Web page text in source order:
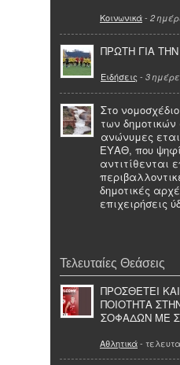
Κοινωνικά- 2
ΠΡΩΤΗ ΓΙΑ
Ειδήσεις - 3
Στο
των
ανώνυμες
ΕΥΑΘ, που
αντιτίθενται
δημοτικές
επιχειρήσεις
Τελευταίες Θεάσεις
ΠΡΟΣΘΕΤΕΙ
ΠΟΙΟΤΗΤΑ
ΣΟΦΑΔΩΝ ΜΕ
Αθλητικά-